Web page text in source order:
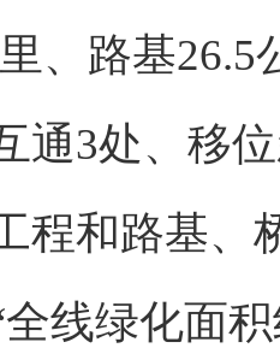
、路基26.5
通3处、移
程和路基、
绿化面积